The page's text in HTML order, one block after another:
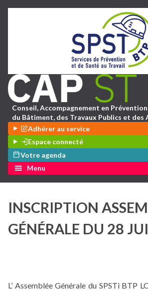
Conseil, Accompagnement en
du Bâtiment, des Travaux Publics et des
Adhérer au service
Espace connecté
Votre agenda
Menu
INSCRIPTION
GÉNÉRALE DU 28
L’ Assemblée Générale du SPSTi BTP